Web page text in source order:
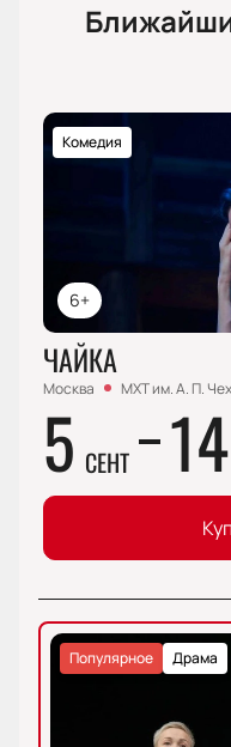
6+
Комедия
ЧАЙКА
Москва МХТ им. А. П.
5 СЕНТ 14
Драма
Популярное